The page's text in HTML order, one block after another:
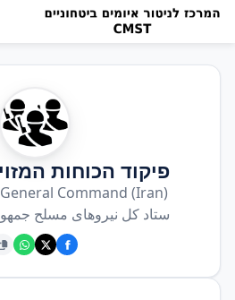
פיקוד הכוחות
Command (Iran)
ستاد كل نیروهای مسلح